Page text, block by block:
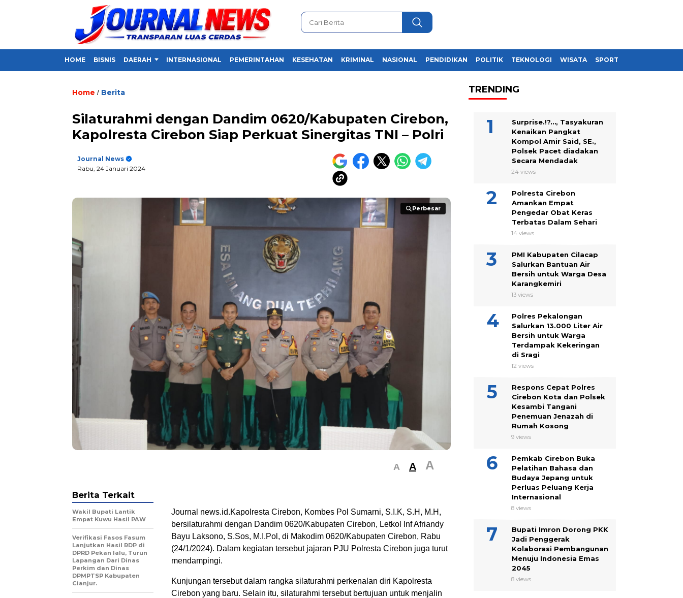
HOME BISNIS DAERAH INTERNASIONAL PEMERINTAHAN KESEHATAN KRIMINAL NASIONAL PENDIDIKAN POLITIK TEKNOLOGI WISATA SPORT
Home / Berita
Silaturahmi dengan Dandim 0620/Kabupaten Cirebon,
Kapolresta Cirebon Siap Perkuat Sinergitas TNI – Polri
Journal News
Rabu, 24 Januari 2024
Perbesar
Perbesar
A A A
Journal news.id.Kapolresta Cirebon, Kombes Pol Sumarni, S.I.K, S.H, M.H,
bersilaturahmi dengan Dandim 0620/Kabupaten Cirebon, Letkol Inf Afriandy
Bayu Laksono, S.Sos, M.I.Pol, di Makodim 0620/Kabupaten Cirebon, Rabu
(24/1/2024). Dalam kegiatan tersebut jajaran PJU Polresta Cirebon juga turut
mendampingi.
Kunjungan tersebut dalam rangka silaturahmi perkenalan diri Kapolresta
Cirebon yang baru. Selain itu, silaturahmi tersebut bertujuan untuk menjalin
Berita Terkait
Wakil Bupati Lantik
Empat Kuwu Hasil PAW
Verifikasi Fasos Fasum
Lanjutkan Hasil RDP di
DPRD Pekan lalu, Turun
Lapangan Dari Dinas
Perkim dan Dinas
DPMPTSP Kabupaten
Cianjur.
TRENDING
Surprise.!?…, Tasyakuran
Kenaikan Pangkat
Kompol Amir Said, SE.,
Polsek Pacet diadakan
Secara Mendadak
24 views
Polresta Cirebon
Amankan Empat
Pengedar Obat Keras
Terbatas Dalam Sehari
14 views
PMI Kabupaten Cilacap
Salurkan Bantuan Air
Bersih untuk Warga Desa
Karangkemiri
13 views
Polres Pekalongan
Salurkan 13.000 Liter Air
Bersih untuk Warga
Terdampak Kekeringan
di Sragi
12 views
Respons Cepat Polres
Cirebon Kota dan Polsek
Kesambi Tangani
Penemuan Jenazah di
Rumah Kosong
9 views
Pemkab Cirebon Buka
Pelatihan Bahasa dan
Budaya Jepang untuk
Perluas Peluang Kerja
Internasional
8 views
Bupati Imron Dorong PKK
Jadi Penggerak
Kolaborasi Pembangunan
Menuju Indonesia Emas
2045
8 views